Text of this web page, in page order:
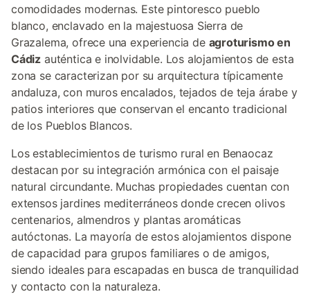
comodidades modernas. Este pintoresco pueblo
blanco, enclavado en la majestuosa Sierra de
Grazalema, ofrece una experiencia de agroturismo en
Cádiz auténtica e inolvidable. Los alojamientos de esta
zona se caracterizan por su arquitectura típicamente
andaluza, con muros encalados, tejados de teja árabe y
patios interiores que conservan el encanto tradicional
de los Pueblos Blancos.
Los establecimientos de turismo rural en Benaocaz
destacan por su integración armónica con el paisaje
natural circundante. Muchas propiedades cuentan con
extensos jardines mediterráneos donde crecen olivos
centenarios, almendros y plantas aromáticas
autóctonas. La mayoría de estos alojamientos dispone
de capacidad para grupos familiares o de amigos,
siendo ideales para escapadas en busca de tranquilidad
y contacto con la naturaleza.